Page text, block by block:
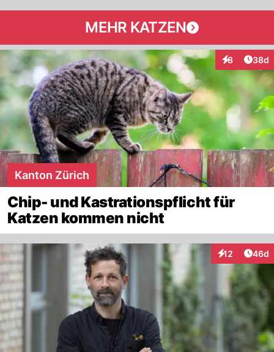
MEHR KATZEN
8
Interaktionen
38d
Kanton Zürich
Chip- und Kastrationspflicht für
Katzen kommen nicht
12
Interaktionen
46d